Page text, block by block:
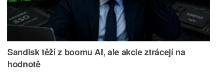
Sandisk těží z boomu AI, ale akcie ztrácejí na
hodnotě